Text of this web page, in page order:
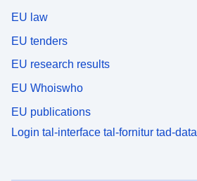
EU law
EU tenders
EU research results
EU Whoiswho
EU publications
Login tal-interface tal-fornitur tad-data